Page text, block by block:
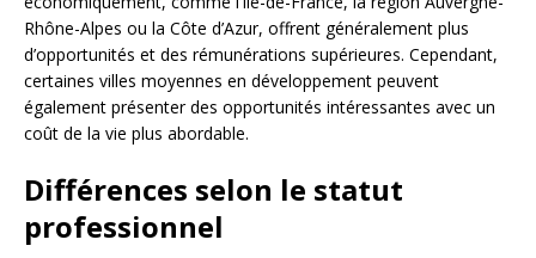
Rhône-Alpes ou la Côte d’Azur, offrent généralement plus
d’opportunités et des rémunérations supérieures. Cependant,
certaines villes moyennes en développement peuvent
également présenter des opportunités intéressantes avec un
coût de la vie plus abordable.
Différences selon le statut
professionnel